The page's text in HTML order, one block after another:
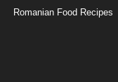
Romanian Food Recipes